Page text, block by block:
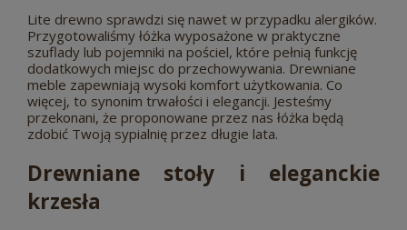
Lite drewno sprawdzi się nawet w przypadku alergików.
Przygotowaliśmy łóżka wyposażone w praktyczne
szuflady lub pojemniki na pościel, które pełnią funkcję
dodatkowych miejsc do przechowywania. Drewniane
meble zapewniają wysoki komfort użytkowania. Co
więcej, to synonim trwałości i elegancji. Jesteśmy
przekonani, że proponowane przez nas łóżka będą
zdobić Twoją sypialnię przez długie lata.
Drewniane stoły i eleganckie
krzesła